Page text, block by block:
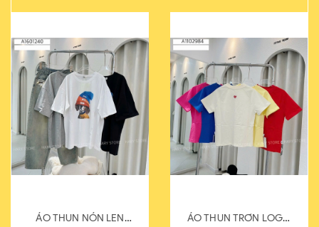
ÁO THUN NÓN LEN
ÁO THUN TRƠN LOGO